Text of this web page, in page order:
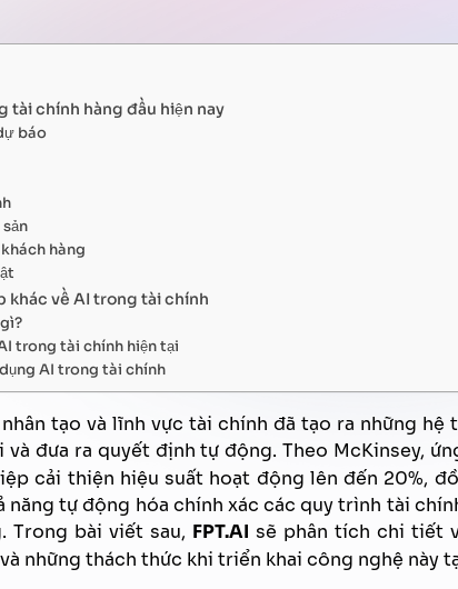
Phát triển năng lực nhân sự
Thu hồi thanh toán
tài chính hàng đầu hiện nay
báo
hàng
khác về AI trong tài chính
trong tài chính hiện tại
AI trong tài chính
tạo và lĩnh vực tài chính đã tạo ra những hệ
và đưa ra quyết định tự động. Theo McKinsey,
cải thiện hiệu suất hoạt động lên đến 20%,
năng tự động hóa chính xác các quy trình tài
Trong bài viết sau, FPT.AI sẽ phân tích chi tiết
những thách thức khi triển khai công nghệ này